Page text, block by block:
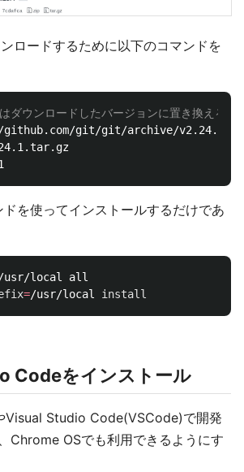
ロードするために以下のコマンドを
ウンロードしたバージョンに置き換える
ドを使ってインストールするだけであ
=/usr/local install
Codeをインストール
Visual Studio Code(VSCode)で開発
Chrome OSでも利用できるようにす